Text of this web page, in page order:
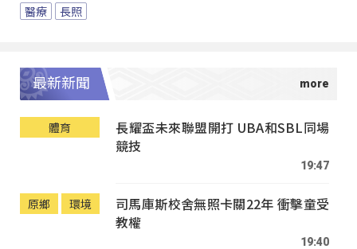
醫療 長照
最新新聞
體育
長耀盃未來聯盟開打 UBA和SBL同場
競技
19:47
原鄉 環境
司馬庫斯校舍無照卡關22年 衝擊童受
教權
19:40